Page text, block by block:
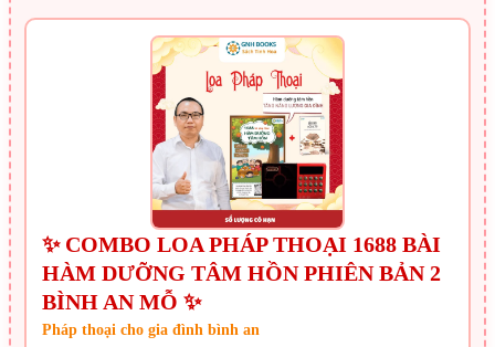
✨ COMBO LOA PHÁP THOẠI 1688 BÀI
HÀM DƯỠNG TÂM HỒN PHIÊN BẢN 2
BÌNH AN MỖ ✨
Pháp thoại cho gia đình bình an